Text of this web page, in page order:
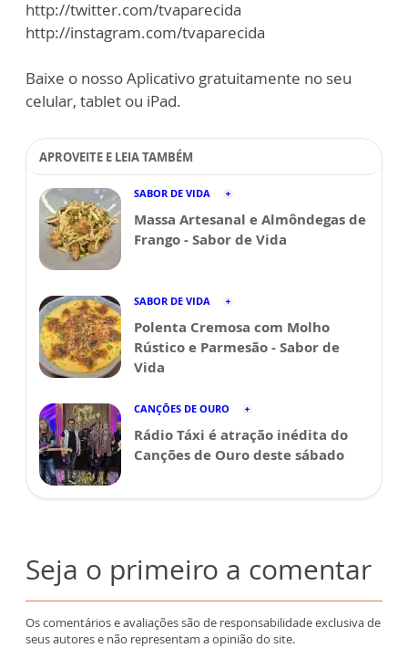
http://twitter.com/tvaparecida
http://instagram.com/tvaparecida
Baixe o nosso Aplicativo gratuitamente no seu
celular, tablet ou iPad.
APROVEITE E LEIA TAMBÉM
SABOR DE VIDA
Massa Artesanal e Almôndegas de
Frango - Sabor de Vida
SABOR DE VIDA
Polenta Cremosa com Molho
Rústico e Parmesão - Sabor de
Vida
CANÇÕES DE OURO
Rádio Táxi é atração inédita do
Canções de Ouro deste sábado
Seja o primeiro a comentar
Os comentários e avaliações são de responsabilidade exclusiva de
seus autores e não representam a opinião do site.